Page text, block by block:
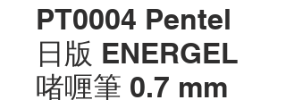
PT0004 Pentel
日版 ENERGEL
啫喱筆 0.7 mm